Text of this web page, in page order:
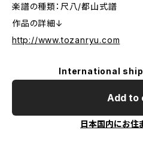
楽譜の種類：尺八/都山式譜
作品の詳細↓
http://www.tozanryu.com
International
Add to
日本国内にお住